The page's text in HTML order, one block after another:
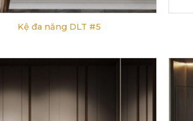
Kệ đa năng DLT #5